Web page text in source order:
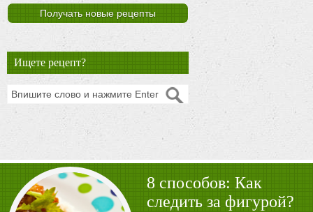
Ищете рецепт?
8 способов: Как
следить за фигурой?